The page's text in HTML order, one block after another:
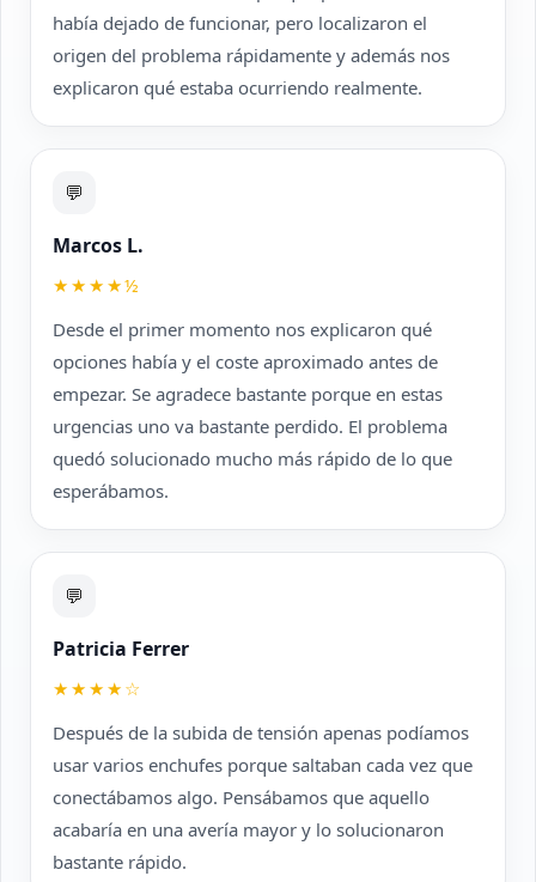
había dejado de funcionar, pero localizaron el
origen del problema rápidamente y además nos
explicaron qué estaba ocurriendo realmente.
💬
Marcos L.
★★★★½
Desde el primer momento nos explicaron qué
opciones había y el coste aproximado antes de
empezar. Se agradece bastante porque en estas
urgencias uno va bastante perdido. El problema
quedó solucionado mucho más rápido de lo que
esperábamos.
💬
Patricia Ferrer
★★★★☆
Después de la subida de tensión apenas podíamos
usar varios enchufes porque saltaban cada vez que
conectábamos algo. Pensábamos que aquello
acabaría en una avería mayor y lo solucionaron
bastante rápido.